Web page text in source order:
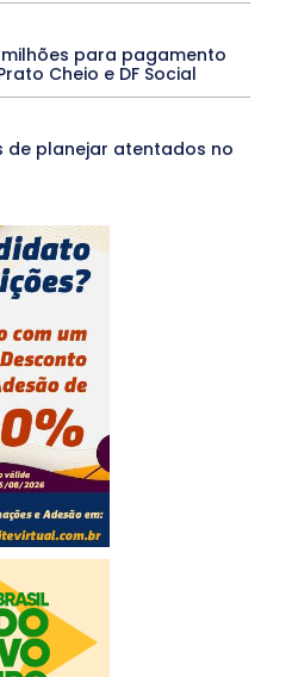
milhões para pagamento
Cheio e DF Social
de planejar atentados no